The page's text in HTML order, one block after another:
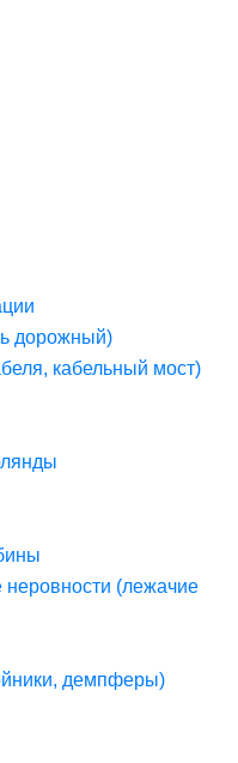
дорожный)
кабельный мост)
(лежачие
демпферы)